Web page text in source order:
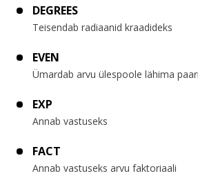
DEGREES
Teisendab radiaanid kraadideks
EVEN
Ümardab arvu ülespoole lähima
EXP
Annab vastuseks
FACT
Annab vastuseks arvu faktoriaali